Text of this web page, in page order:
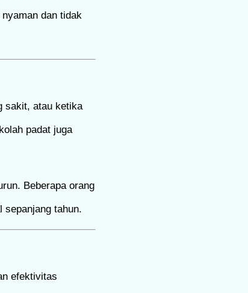
dan tidak
sakit, atau ketika
padat juga
Beberapa orang
sepanjang tahun.
efektivitas